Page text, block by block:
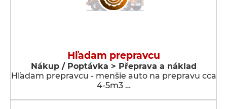
Hľadam prepravcu
Nákup / Poptávka > Přeprava a náklad
Hľadam prepravcu - menšie auto na prepravu cca
4-5m3 …